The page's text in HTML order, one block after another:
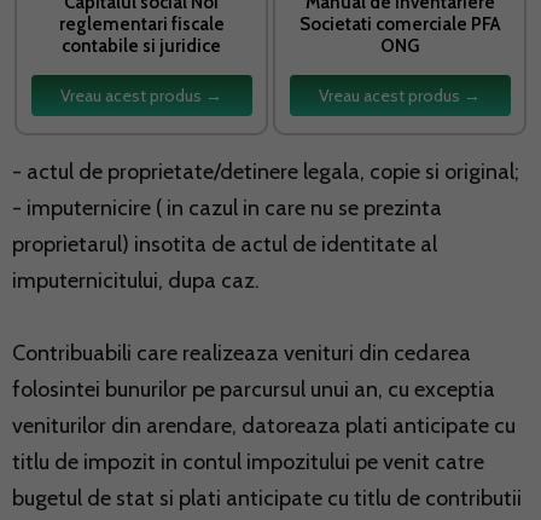
reglementari fiscale
contabile si juridice
Vreau acest produs →
Societati comerciale PFA
ONG
Vreau acest produs →
- actul de proprietate/detinere legala, copie si original;
- imputernicire ( in cazul in care nu se prezinta
proprietarul) insotita de actul de identitate al
imputernicitului, dupa caz.
Contribuabili care realizeaza venituri din cedarea
folosintei bunurilor pe parcursul unui an, cu exceptia
veniturilor din arendare, datoreaza plati anticipate cu
titlu de impozit in contul impozitului pe venit catre
bugetul de stat si plati anticipate cu titlu de contributii